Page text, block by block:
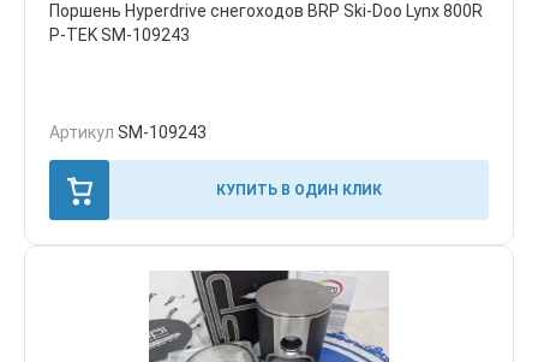
Поршень Hyperdrive снегоходов BRP Ski-Doo Lynx 800R
P-TEK SM-109243
Артикул SM-109243
КУПИТЬ В ОДИН КЛИК